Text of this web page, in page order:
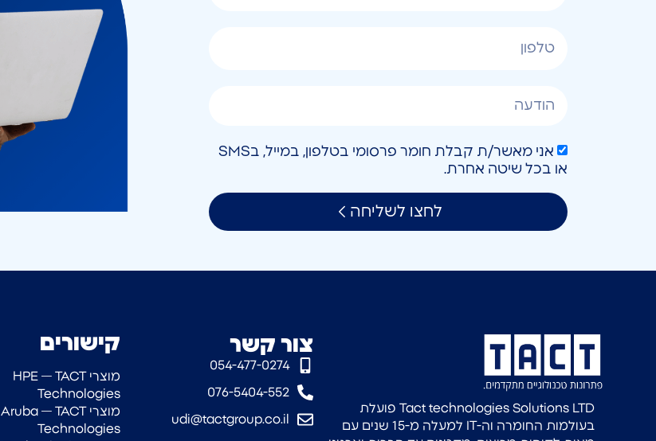
אני מאשר/ת קבלת חומר פרסומי בטלפון, במייל, בSMS
או בכל שיטה אחרת.
לחצו לשליחה
קישורים
מוצרי HPE — TACT
Technologies
מוצרי Aruba — TACT
Technologies
צור קשר
054-477-0274‎
076-5404-552
udi@tactgroup.co.il
Tact technologies Solutions LTD פועלת
בעולמות החומרה וה-IT למעלה מ-15 שנים עם